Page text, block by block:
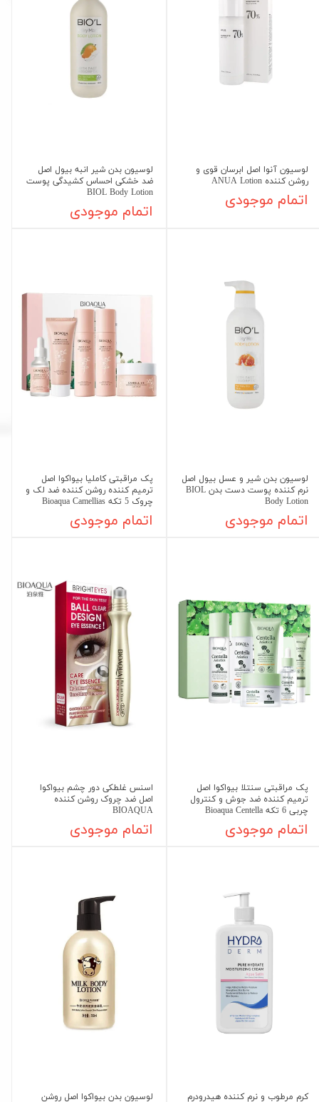
لوسیون آنوا اصل ابرسان قوی و
روشن کننده ANUA Lotion
اتمام موجودی
لوسیون بدن شیر انبه بیول اصل
ضد خشکی احساس کشیدگی پوست
BIOL Body Lotion
اتمام موجودی
لوسیون بدن شیر و عسل بیول اصل
نرم کننده پوست دست بدن BIOL
Body Lotion
اتمام موجودی
پک مراقبتی کاملیا بیواکوا اصل
ترمیم کننده روشن کننده ضد لک و
چروک 5 تکه Bioaqua Camellias
اتمام موجودی
پک مراقبتی سنتلا بیواکوا اصل
ترمیم کننده ضد جوش و کنترول
چربی 6 تکه Bioaqua Centella
اتمام موجودی
اسنس غلطکی دور چشم بیواکوا
اصل ضد چروک روشن کننده
BIOAQUA
اتمام موجودی
کرم مرطوب و نرم کننده هیدرودرم لوسیون بدن بیواکوا اصل روشن